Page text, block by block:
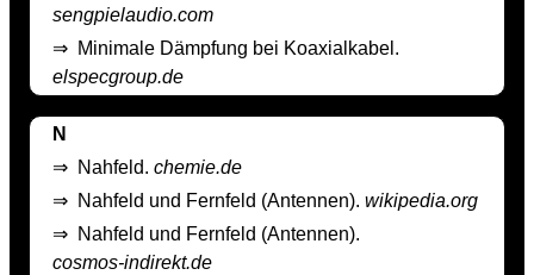
sengpielaudio.com
⇒ Minimale Dämpfung bei Koaxialkabel.
elspecgroup.de
N
⇒ Nahfeld. chemie.de
⇒ Nahfeld und Fernfeld (Antennen). wikipedia.org
⇒ Nahfeld und Fernfeld (Antennen).
cosmos-indirekt.de